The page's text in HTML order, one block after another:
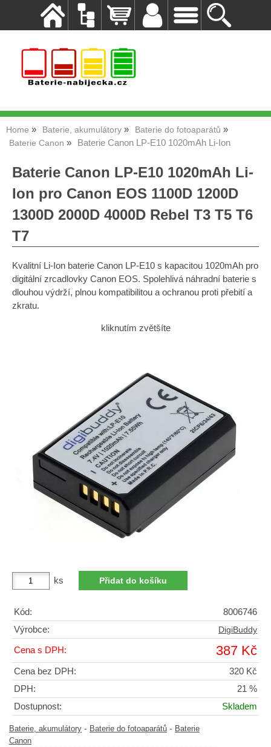
Home Baterie, akumulátory
Baterie do fotoaparátů
Baterie Canon
Baterie Canon LP-E10 1020mAh Li-Ion
Baterie Canon LP-E10 1020mAh Li-
Ion pro Canon EOS 1100D 1200D
1300D 2000D 4000D Rebel T3 T5 T6
T7
Kvalitní Li-Ion baterie Canon LP-E10 s kapacitou 1020mAh pro
digitální zrcadlovky Canon EOS. Spolehlivá náhradní baterie s
dlouhou výdrží, plnou kompatibilitou a ochranou proti přebití a
zkratu.
kliknutím zvětšíte
ks
Kód:
8006746
Výrobce:
DigiBuddy
Cena s DPH: 387 Kč
Cena bez DPH:
320 Kč
DPH:
21 %
Dostupnost:
Skladem
Baterie, akumulátory - Baterie do fotoaparátů - Baterie
Canon